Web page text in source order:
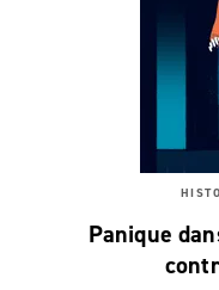
Panique